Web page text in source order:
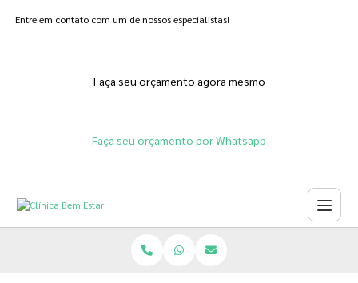
Entre em contato com um de nossos especialistas!
Faça seu orçamento agora mesmo
Faça seu orçamento por Whatsapp